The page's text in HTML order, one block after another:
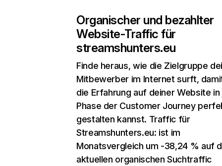
Organischer und bezahlter
Website-Traffic für
streamshunters.eu
Finde heraus, wie die Zielgruppe
Mitbewerber im Internet surft,
die Erfahrung auf deiner Website
Phase der Customer Journey
gestalten kannst. Traffic für
Streamshunters.eu: ist im
Monatsvergleich um -38,24 % auf
aktuellen organischen Suchtraffic